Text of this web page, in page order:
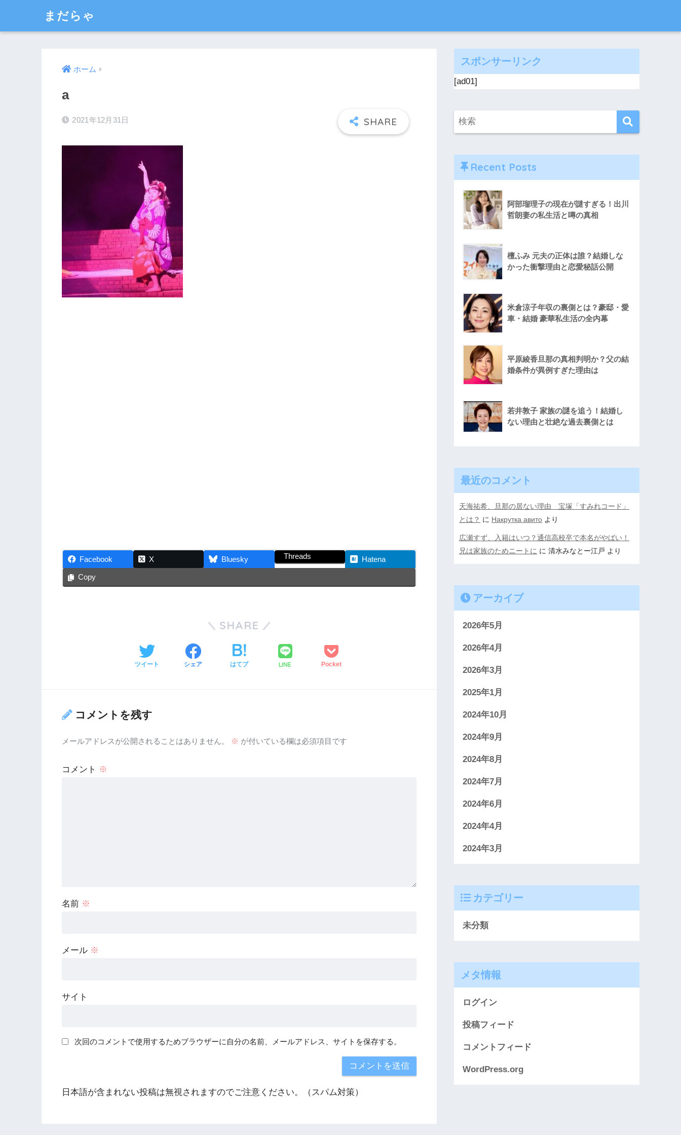
まだらゃ
ホーム
a
2021年12月31日
Facebook X Bluesky Threads Hatena
Copy
SHARE
ツイート シェア はてブ LINE Pocket
コメントを残す
メールアドレスが公開されることはありません。 ※ が付いている欄は必須項目です
コメント ※
名前 ※
メール ※
サイト
次回のコメントで使用するためブラウザーに自分の名前、メールアドレス、サイトを保存する。
日本語が含まれない投稿は無視されますのでご注意ください。（スパム対策）
スポンサーリンク
[ad01]
Recent Posts
阿部瑠理子の現在が謎すぎる！出川
哲朗妻の私生活と噂の真相
檀ふみ 元夫の正体は誰？結婚しな
かった衝撃理由と恋愛秘話公開
米倉涼子年収の裏側とは？豪邸・愛
車・結婚 豪華私生活の全内幕
平原綾香旦那の真相判明か？父の結
婚条件が異例すぎた理由は
若井敦子 家族の謎を追う！結婚し
ない理由と壮絶な過去裏側とは
最近のコメント
天海祐希、旦那の居ない理由 宝塚「すみれコード」
とは？ に Накрутка авито より
広瀬すず、入籍はいつ？通信高校卒で本名がやばい！
兄は家族のためニートに に清水みなとー江戸 より
アーカイブ
2026年5月
2026年4月
2026年3月
2025年1月
2024年10月
2024年9月
2024年8月
2024年7月
2024年6月
2024年4月
2024年3月
カテゴリー
未分類
メタ情報
ログイン
投稿フィード
コメントフィード
WordPress.org